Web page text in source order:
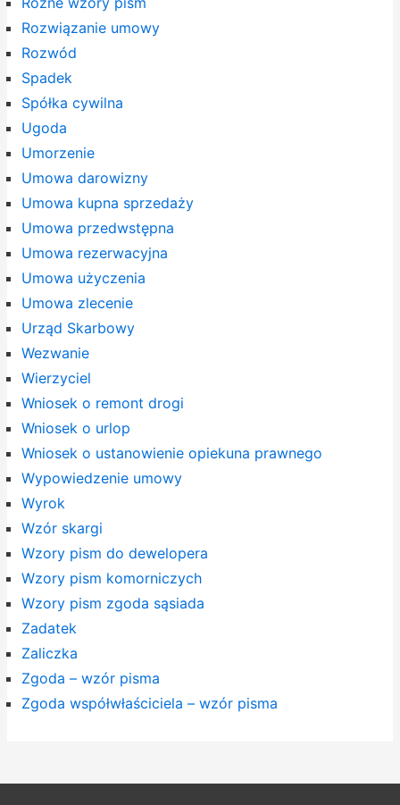
Rozwiązanie umowy
Rozwód
Spadek
Spółka cywilna
Ugoda
Umorzenie
Umowa darowizny
Umowa kupna sprzedaży
Umowa przedwstępna
Umowa rezerwacyjna
Umowa użyczenia
Umowa zlecenie
Urząd Skarbowy
Wezwanie
Wierzyciel
Wniosek o remont drogi
Wniosek o urlop
Wniosek o ustanowienie opiekuna prawnego
Wypowiedzenie umowy
Wyrok
Wzór skargi
Wzory pism do dewelopera
Wzory pism komorniczych
Wzory pism zgoda sąsiada
Zadatek
Zaliczka
Zgoda – wzór pisma
Zgoda współwłaściciela – wzór pisma